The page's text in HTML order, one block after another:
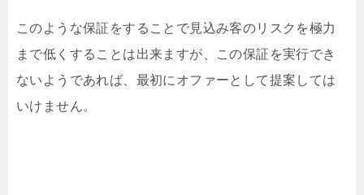
このような保証をすることで見込み客のリスクを極力
まで低くすることは出来ますが、この保証を実行でき
ないようであれば、最初にオファーとして提案しては
いけません。